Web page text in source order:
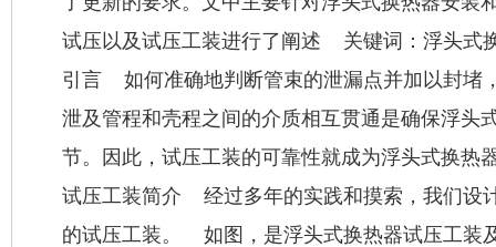
试压以及试压工装进行了阐述 关键词：浮头
引言 如何准确地判断管束的泄漏点并加以封堵
泄及管程和壳程之间的介质相互贯通是确保浮头
节。因此，试压工装的可靠性就成为浮头式换
试压工装简介 经过多年的实践和摸索，我们设
的试压工装。 如图，是浮头式换热器试压工